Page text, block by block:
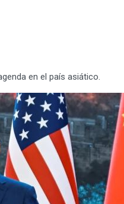
en el país asiático.